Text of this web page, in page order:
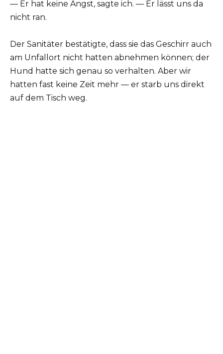
— Er hat keine Angst, sagte ich. — Er lässt uns da
nicht ran.
Der Sanitäter bestätigte, dass sie das Geschirr auch
am Unfallort nicht hatten abnehmen können; der
Hund hatte sich genau so verhalten. Aber wir
hatten fast keine Zeit mehr — er starb uns direkt
auf dem Tisch weg.